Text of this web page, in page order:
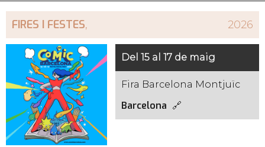
FIRES I FESTES, 2026
Del 15 al 17 de maig
Fira Barcelona Montjuïc
Barcelona